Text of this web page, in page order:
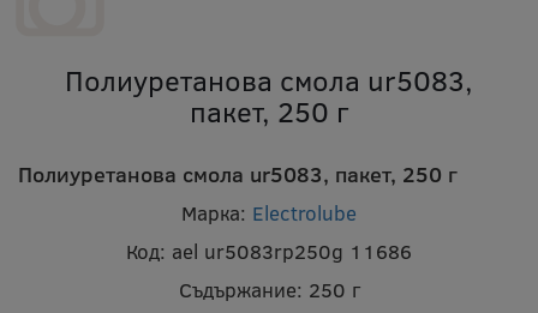
Полиуретанова смола ur5083,
пакет, 250 г
Полиуретанова смола ur5083, пакет, 250 г
Марка: Electrolube
Код: ael ur5083rp250g 11686
Съдържание: 250 г